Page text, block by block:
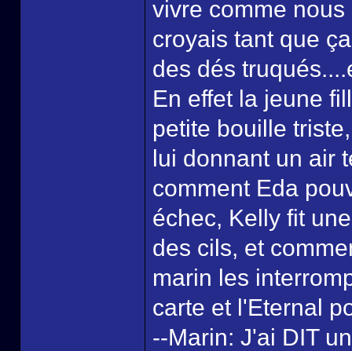
vivre comme
croyais tant que
des dés
En effet la jeune
petite bouille
lui donnant un air
comment Eda
échec, Kelly fit
des cils, et
marin les
carte et l'Eternal
--Marin: J'ai DIT